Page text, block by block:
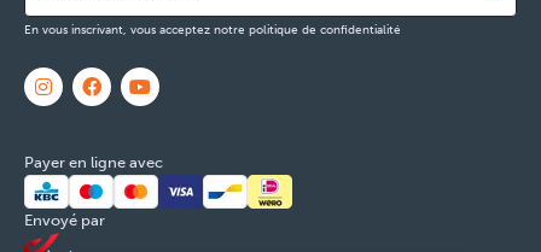
En vous inscrivant, vous acceptez notre politique de confidentialité
Payer en ligne avec
Envoyé par